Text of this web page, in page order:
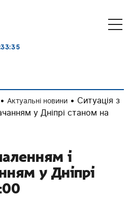
• Актуальні новини • Ситуація з
у Дніпрі станом на
і
у Дніпрі